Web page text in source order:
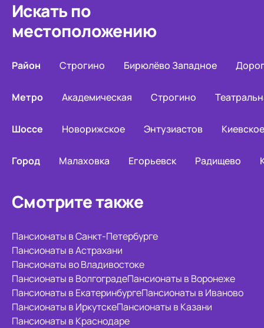
Искать по
местоположению
Район Строгино Бирюлёво Западное
Метро Академическая Строгино
Шоссе Новорижское Энтузиастов Киевское
Город Малаховка Егорьевск Радищево
Смотрите также
Пансионаты в Санкт-Петербурге
Пансионаты в Астрахани
Пансионаты во Владивостоке
Пансионаты в ВолгоградеПансионаты в Воронеже
Пансионаты в ЕкатеринбургеПансионаты в Иваново
Пансионаты в ИркутскеПансионаты в Казани
Пансионаты в Краснодаре